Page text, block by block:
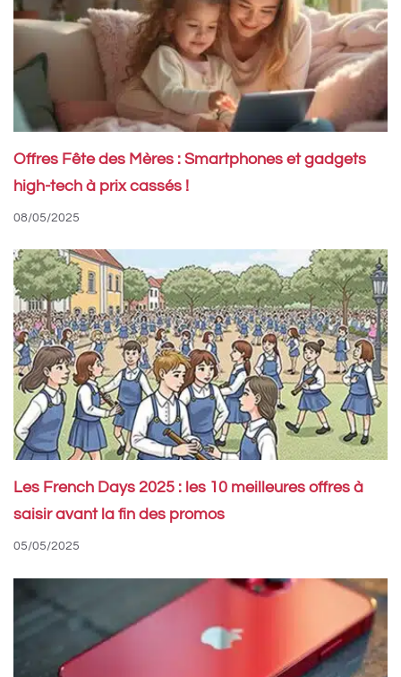
Offres Fête des Mères : Smartphones et gadgets
high-tech à prix cassés !
08/05/2025
Les French Days 2025 : les 10 meilleures offres à
saisir avant la fin des promos
05/05/2025